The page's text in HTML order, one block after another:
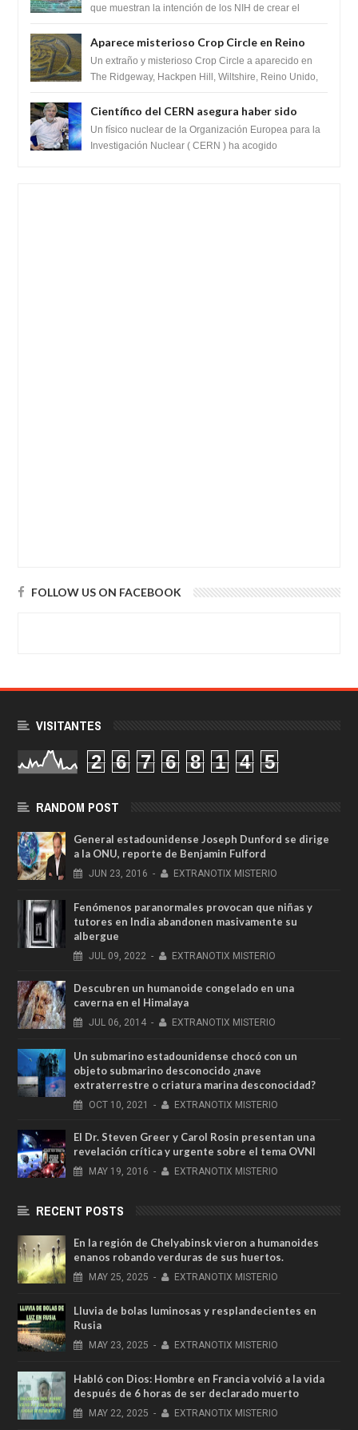
SARS-CoV-2, utilizando la investigación de
que muestran la intención de los NIH de crear el
Aparece misterioso Crop Circle en Reino
Unido 23 de junio 2016
Un extraño y misterioso Crop Circle a aparecido en
The Ridgeway, Hackpen Hill, Wiltshire, Reino Unido,
Científico del CERN asegura haber sido
ayudado por seres de luz durante una
prueba del Colisionador de Hadrones
Un físico nuclear de la Organización Europea para la
Investigación Nuclear ( CERN ) ha acogido
FOLLOW US ON FACEBOOK
VISITANTES
2 6 7 6 8 1 4 5
RANDOM POST
General estadounidense Joseph Dunford se dirige
a la ONU, reporte de Benjamin Fulford
JUN 23, 2016 - EXTRANOTIX MISTERIO
Fenómenos paranormales provocan que niñas y
tutores en India abandonen masivamente su
albergue
JUL 09, 2022 - EXTRANOTIX MISTERIO
Descubren un humanoide congelado en una
caverna en el Himalaya
JUL 06, 2014 - EXTRANOTIX MISTERIO
Un submarino estadounidense chocó con un
objeto submarino desconocido ¿nave
extraterrestre o criatura marina desconocidad?
OCT 10, 2021 - EXTRANOTIX MISTERIO
El Dr. Steven Greer y Carol Rosin presentan una
revelación crítica y urgente sobre el tema OVNI
MAY 19, 2016 - EXTRANOTIX MISTERIO
RECENT POSTS
En la región de Chelyabinsk vieron a humanoides
enanos robando verduras de sus huertos.
MAY 25, 2025 - EXTRANOTIX MISTERIO
Lluvia de bolas luminosas y resplandecientes en
Rusia
MAY 23, 2025 - EXTRANOTIX MISTERIO
Habló con Dios: Hombre en Francia volvió a la vida
después de 6 horas de ser declarado muerto
MAY 22, 2025 - EXTRANOTIX MISTERIO